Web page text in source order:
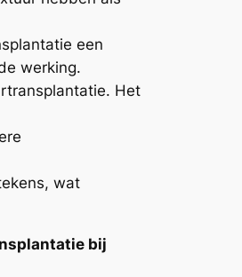
een
werking.
Het
wat
bij